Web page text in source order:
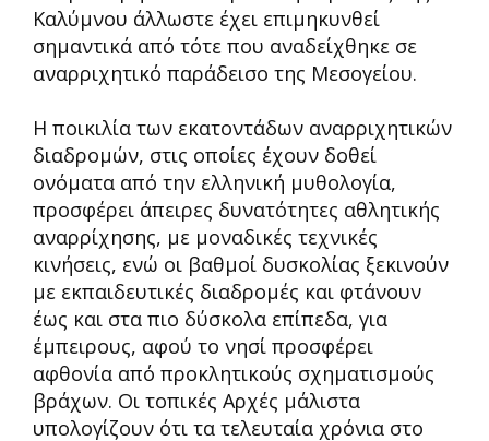
Καλύμνου άλλωστε έχει επιμηκυνθεί
σημαντικά από τότε που αναδείχθηκε σε
αναρριχητικό παράδεισο της Μεσογείου.
Η ποικιλία των εκατοντάδων αναρριχητικών
διαδρομών, στις οποίες έχουν δοθεί
ονόματα από την ελληνική μυθολογία,
προσφέρει άπειρες δυνατότητες αθλητικής
αναρρίχησης, με μοναδικές τεχνικές
κινήσεις, ενώ οι βαθμοί δυσκολίας ξεκινούν
με εκπαιδευτικές διαδρομές και φτάνουν
έως και στα πιο δύσκολα επίπεδα, για
έμπειρους, αφού το νησί προσφέρει
αφθονία από προκλητικούς σχηματισμούς
βράχων. Οι τοπικές Αρχές μάλιστα
υπολογίζουν ότι τα τελευταία χρόνια στο